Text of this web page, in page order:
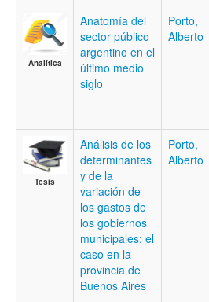
Analítica
Anatomía del
sector público
argentino en el
último medio
siglo
Porto,
Alberto
Tesis
Análisis de los
determinantes
y de la
variación de
los gastos de
los gobiernos
municipales: el
caso en la
provincia de
Buenos Aires
Porto,
Alberto